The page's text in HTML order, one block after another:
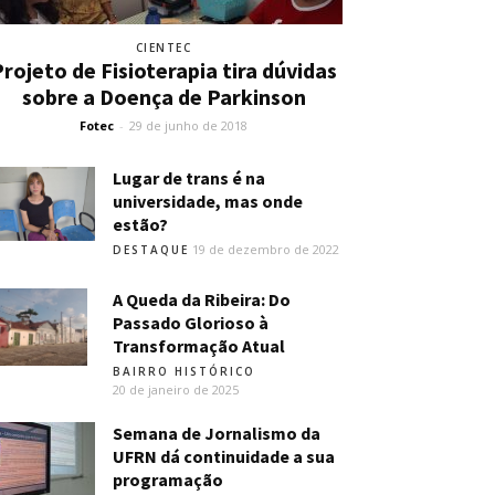
CIENTEC
de Fisioterapia tira dúvidas
sobre a Doença de Parkinson
Fotec - 29 de junho de 2018
Lugar de trans é na
universidade, mas onde
estão?
DESTAQUE 19 de dezembro de 2022
A Queda da Ribeira: Do
Passado Glorioso à
Transformação Atual
BAIRRO HISTÓRICO
20 de janeiro de 2025
Semana de Jornalismo da
UFRN dá continuidade a sua
programação